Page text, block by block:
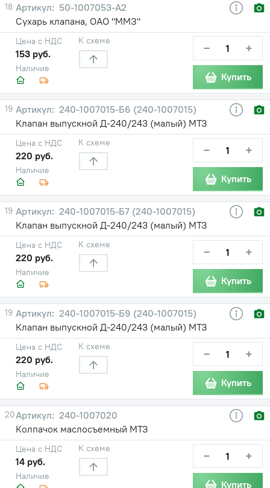
18
50-1007053-А2
Сухарь клапана, ОАО "ММЗ"
Наличие
Цена с НДС
153 руб.
К схеме − +
Купить
19
240-1007015-Б6 (240-1007015)
Клапан выпускной Д-240/243 (малый) МТЗ
Наличие
Цена с НДС
220 руб.
К схеме − +
Купить
19
240-1007015-Б7 (240-1007015)
Клапан выпускной Д-240/243 (малый) МТЗ
Наличие
Цена с НДС
220 руб.
К схеме − +
Купить
19
240-1007015-Б9 (240-1007015)
Клапан выпускной Д-240/243 (малый) МТЗ
Наличие
Цена с НДС
220 руб.
К схеме − +
Купить
20
240-1007020
Колпачок маслосъемный МТЗ
Наличие
Цена с НДС
14 руб.
К схеме − +
Купить